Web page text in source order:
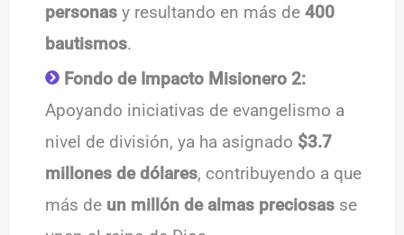
personas y resultando en más de400
bautismos.
Fondo de Impacto Misionero 2:
Apoyando iniciativas de evangelismo a
nivel de división, ya ha asignado $3.7
millones de dólares, contribuyendo a que
más de un millón de almas preciosas se